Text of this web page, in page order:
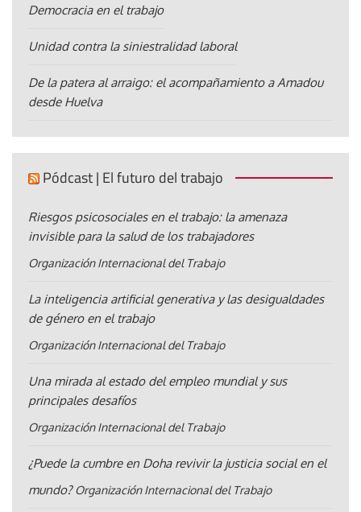
Democracia en el trabajo
Unidad contra la siniestralidad laboral
De la patera al arraigo: el acompañamiento a Amadou
desde Huelva
Pódcast | El futuro del trabajo
Riesgos psicosociales en el trabajo: la amenaza
invisible para la salud de los trabajadores
Organización Internacional del Trabajo
La inteligencia artificial generativa y las desigualdades
de género en el trabajo
Organización Internacional del Trabajo
Una mirada al estado del empleo mundial y sus
principales desafíos
Organización Internacional del Trabajo
¿Puede la cumbre en Doha revivir la justicia social en el
mundo? Organización Internacional del Trabajo